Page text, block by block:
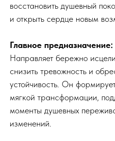
восстановить душевный
и открыть сердце новым
Главное предназначение:
Направляет бережно
снизить тревожность и
устойчивость. Он
мягкой трансформации,
моменты душевных
изменений.